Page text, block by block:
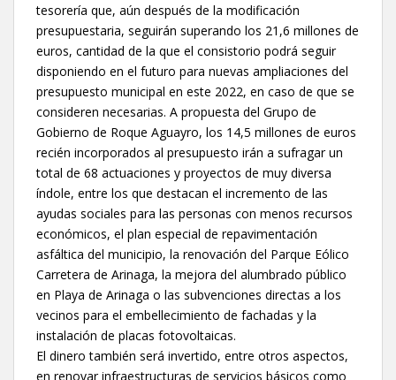
tesorería que, aún después de la modificación
presupuestaria, seguirán superando los 21,6 millones de
euros, cantidad de la que el consistorio podrá seguir
disponiendo en el futuro para nuevas ampliaciones del
presupuesto municipal en este 2022, en caso de que se
consideren necesarias. A propuesta del Grupo de
Gobierno de Roque Aguayro, los 14,5 millones de euros
recién incorporados al presupuesto irán a sufragar un
total de 68 actuaciones y proyectos de muy diversa
índole, entre los que destacan el incremento de las
ayudas sociales para las personas con menos recursos
económicos, el plan especial de repavimentación
asfáltica del municipio, la renovación del Parque Eólico
Carretera de Arinaga, la mejora del alumbrado público
en Playa de Arinaga o las subvenciones directas a los
vecinos para el embellecimiento de fachadas y la
instalación de placas fotovoltaicas.
El dinero también será invertido, entre otros aspectos,
en renovar infraestructuras de servicios básicos como